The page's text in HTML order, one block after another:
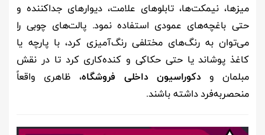
میزها، نیمکت‌ها، تابلوهای علامت، دیوارهای جداکننده و
حتی باغچه‌های عمودی استفاده نمود. پالت‌های چوبی را
می‌توان به رنگ‌های مختلفی رنگ‌آمیزی کرد، با پارچه یا
کاغذ پوشاند یا حتی حکاکی و کنده‌کاری کرد تا در نقش
مبلمان ودکوراسیون داخلی فروشگاه، ظاهری واقعاً
منحصربه‌فرد داشته باشند.